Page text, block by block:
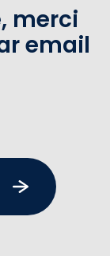
merci
email